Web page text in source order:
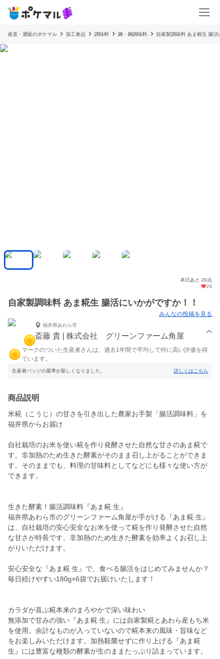
産直・通販のポケマル 加工食品 調味料 麹・麹調味料 自家製調味料 あま糀生 腸活
本日あと 20点
26
自家製調味料 あま糀生 腸活にいかがですか！！
みんなの投稿を見る
福井県あわら市
斎藤 貴 | 株式会社 グリーンファーム角屋
マークのついた生産者さんは、過去1年間で平均して特に高い評価を得
ています。
生産者バッジの基準が新しくなりました。 詳しくはこちら
商品説明
米糀（こうじ）の甘さを引き出した農家お手製「腸活調味料」を
福井県からお届け
自社栽培のお米を使い糀を作り発酵させた自然な甘さのあま糀で
す。非加熱のため生きた酵素がそのまま召し上がることができま
す。そのままでも、料理の甘味料としてなどにも様々な使い方が
できます。
生きた酵素！腸活調味料『あま糀 生』
福井県あわら市のグリーンファーム角屋が手がける『あま糀 生』
は、自社栽培の安心安全なお米を使って糀を作り発酵させた自然
な甘さが特長です。非加熱のため生きた酵素を効率よくお召し上
がりいただけます。
安心安全な『あま糀 生』で、食べる腸活をはじめてみませんか？
毎日続けやすい180g×6袋でお届けいたします！
カラダが喜ぶ糀本来のまろやかで深い味わい
無添加で甘みの強い『あま糀 生』には自家製糀とあわら産もち米
を使用。余計なものが入っていないので糀本来の風味・旨味など
をお楽しみいただけます。加熱殺菌せずに作り上げる『あま糀
生』には豊富な種類の酵素が生のままたっぷり詰まっています。